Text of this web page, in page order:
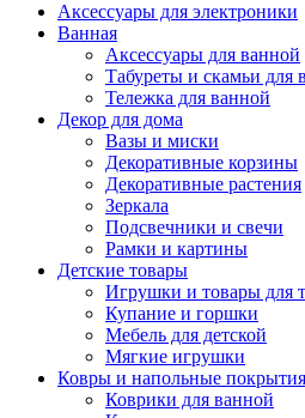
Аксессуары для электроники
Ванная
Аксессуары для ванной
Табуреты и скамьи для
Тележка для ванной
Декор для дома
Вазы и миски
Декоративные корзины
Декоративные растения
Зеркала
Подсвечники и свечи
Рамки и картины
Детские товары
Игрушки и товары для
Купание и горшки
Мебель для детской
Мягкие игрушки
Ковры и напольные покрытия
Коврики для ванной